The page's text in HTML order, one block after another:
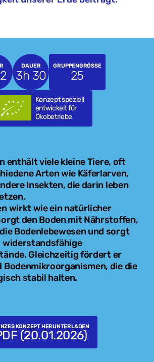
DAUER
3h 30
GRUPPENGRÖSSE
25
Konzept speziell
entwickelt für
Ökobetriebe
enthält viele kleine Tiere, oft
Arten wie Käferlarven,
Insekten, die darin leben
wirkt wie ein natürlicher
den Boden mit Nährstoffen,
Bodenlebewesen und sorgt
widerstandsfähige
Gleichzeitig fördert er
Bodenmikroorganismen, die die
stabil halten.
KONZEPT HERUNTERLADEN
(20.01.2026)